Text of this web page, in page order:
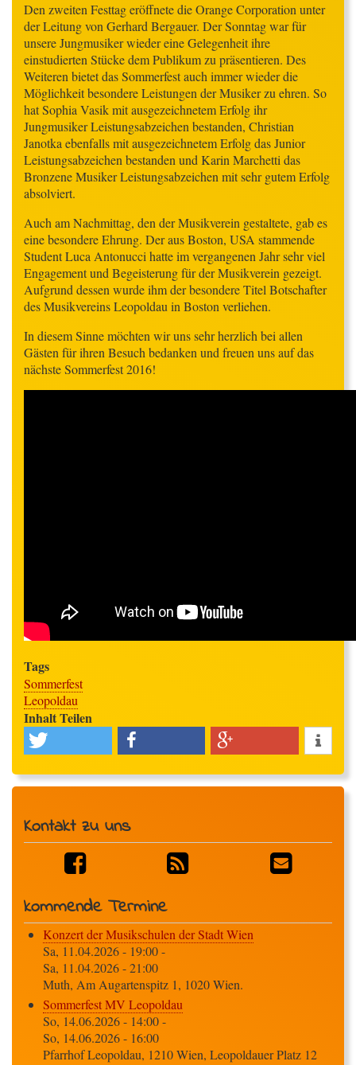
Den zweiten Festtag eröffnete die Orange Corporation unter
der Leitung von Gerhard Bergauer. Der Sonntag war für
unsere Jungmusiker wieder eine Gelegenheit ihre
einstudierten Stücke dem Publikum zu präsentieren. Des
Weiteren bietet das Sommerfest auch immer wieder die
Möglichkeit besondere Leistungen der Musiker zu ehren. So
hat Sophia Vasik mit ausgezeichnetem Erfolg ihr
Jungmusiker Leistungsabzeichen bestanden, Christian
Janotka ebenfalls mit ausgezeichnetem Erfolg das Junior
Leistungsabzeichen bestanden und Karin Marchetti das
Bronzene Musiker Leistungsabzeichen mit sehr gutem Erfolg
absolviert.
Auch am Nachmittag, den der Musikverein gestaltete, gab es
eine besondere Ehrung. Der aus Boston, USA stammende
Student Luca Antonucci hatte im vergangenen Jahr sehr viel
Engagement und Begeisterung für der Musikverein gezeigt.
Aufgrund dessen wurde ihm der besondere Titel Botschafter
des Musikvereins Leopoldau in Boston verliehen.
In diesem Sinne möchten wir uns sehr herzlich bei allen
Gästen für ihren Besuch bedanken und freuen uns auf das
nächste Sommerfest 2016!
Tags
Sommerfest
Leopoldau
Inhalt Teilen
Kontakt zu uns
kommende Termine
Konzert der Musikschulen der Stadt Wien
Sa, 11.04.2026 - 19:00-
Sa, 11.04.2026 - 21:00
Muth, Am Augartenspitz 1, 1020 Wien.
Sommerfest MV Leopoldau
So, 14.06.2026 - 14:00-
So, 14.06.2026 - 16:00
Pfarrhof Leopoldau, 1210 Wien, Leopoldauer Platz 12